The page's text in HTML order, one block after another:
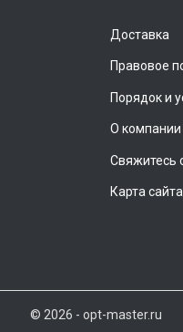
Доставка
Правовое
Порядок и
О компании
Свяжитесь
Карта сайта
© 2026 - opt-master.ru